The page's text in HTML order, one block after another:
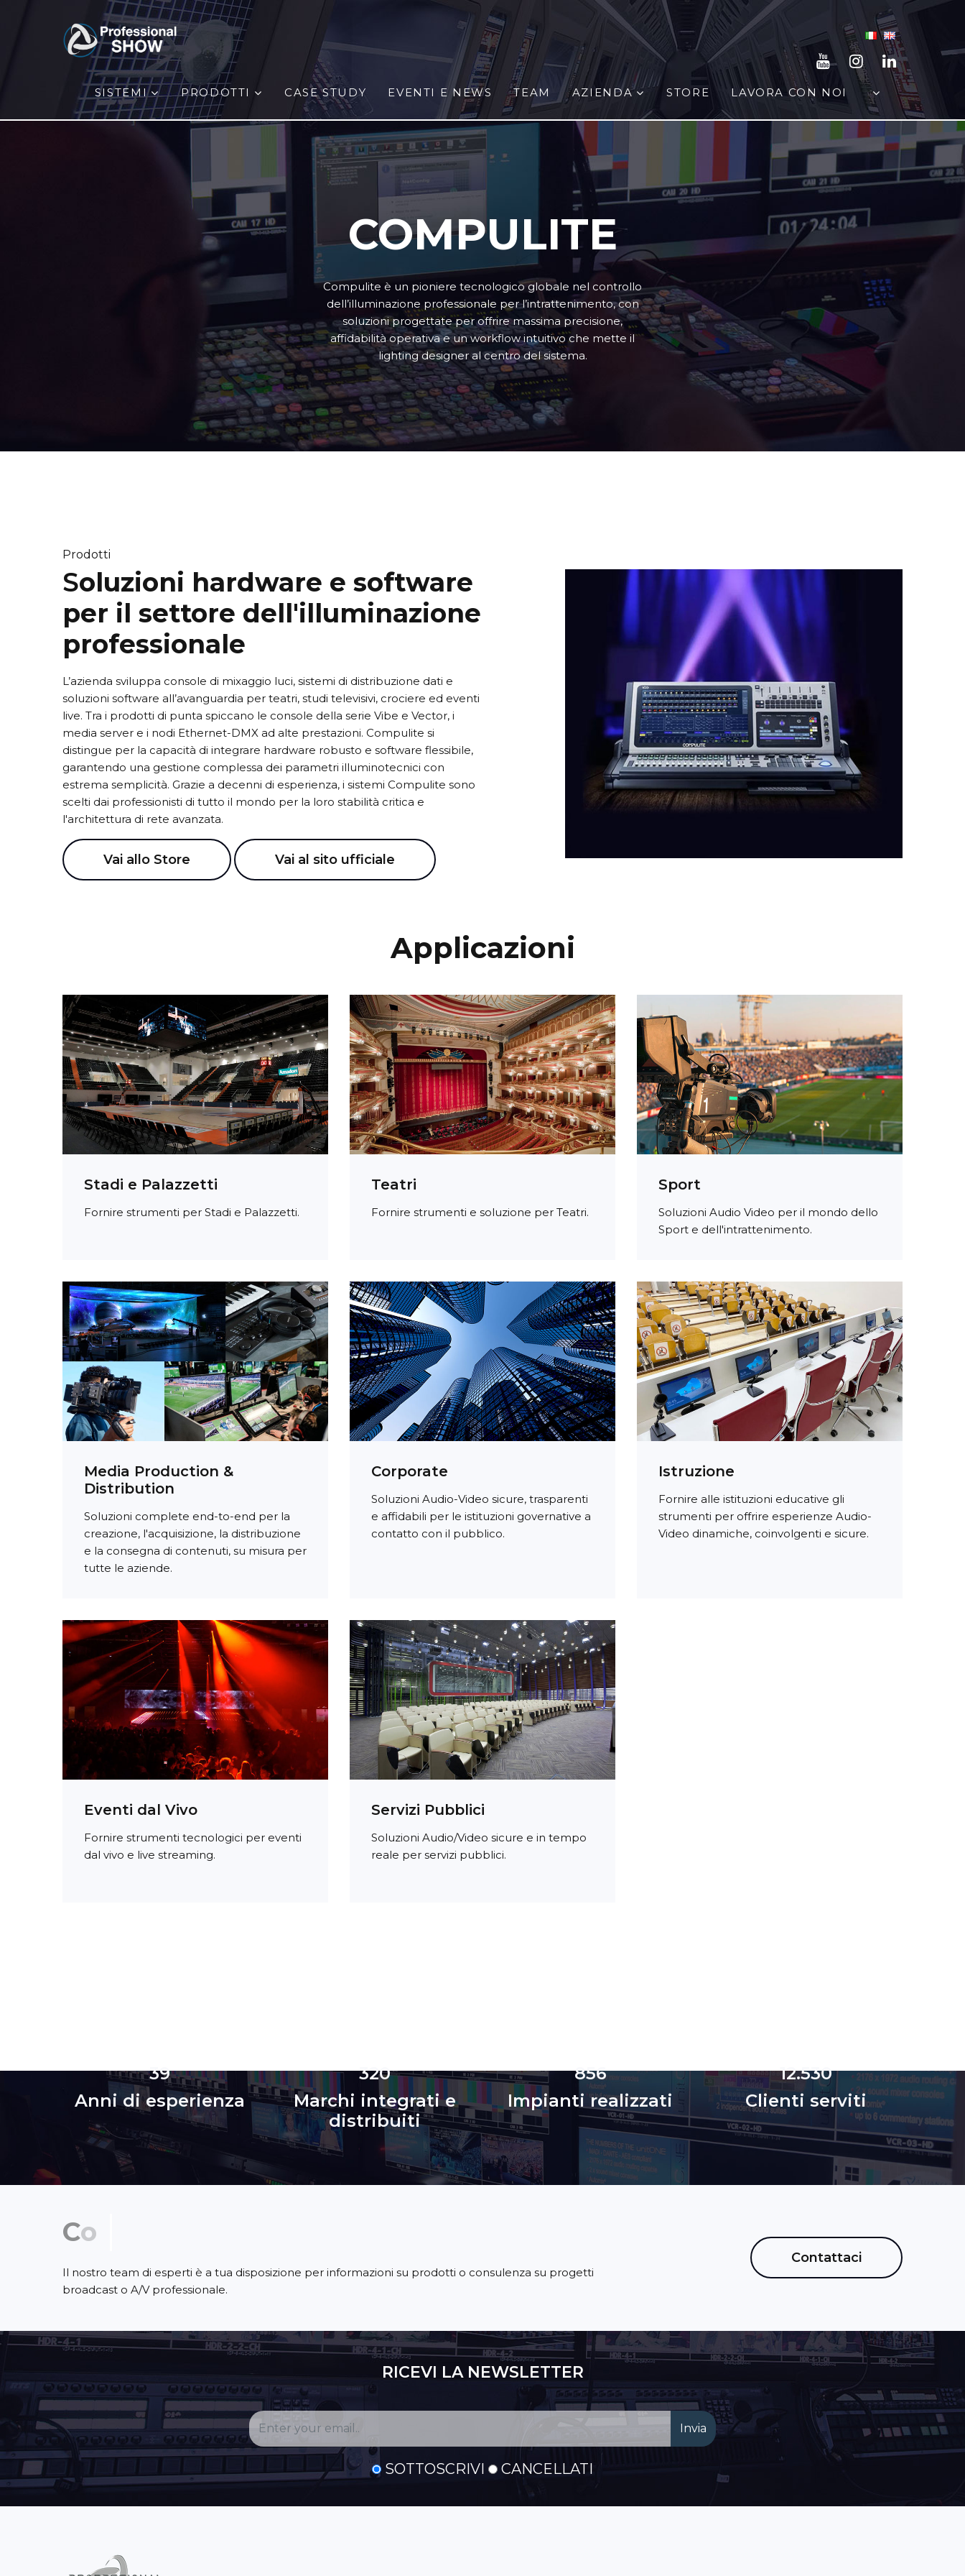
SISTEMI PRODOTTI CASE STUDY EVENTI E NEWS TEAM AZIENDA STORE LAVORA CON NOI
COMPULITE
Compulite è un pioniere tecnologico globale nel controllo
dell’illuminazione professionale per l’intrattenimento, con
soluzioni progettate per offrire massima precisione,
affidabilità operativa e un workflow intuitivo che mette il
lighting designer al centro del sistema.
Prodotti
Soluzioni hardware e software
per il settore dell'illuminazione
professionale
L’azienda sviluppa console di mixaggio luci, sistemi di distribuzione dati e
soluzioni software all’avanguardia per teatri, studi televisivi, crociere ed eventi
live. Tra i prodotti di punta spiccano le console della serie Vibe e Vector, i
media server e i nodi Ethernet-DMX ad alte prestazioni. Compulite si
distingue per la capacità di integrare hardware robusto e software flessibile,
garantendo una gestione complessa dei parametri illuminotecnici con
estrema semplicità. Grazie a decenni di esperienza, i sistemi Compulite sono
scelti dai professionisti di tutto il mondo per la loro stabilità critica e
l'architettura di rete avanzata.
Vai allo Store Vai al sito ufficiale
Applicazioni
Stadi e Palazzetti
Fornire strumenti per Stadi e Palazzetti.
Teatri
Fornire strumenti e soluzione per Teatri.
Sport
Soluzioni Audio Video per il mondo dello
Sport e dell'intrattenimento.
Media Production &
Distribution
Soluzioni complete end-to-end per la
creazione, l'acquisizione, la distribuzione
e la consegna di contenuti, su misura per
tutte le aziende.
Corporate
Soluzioni Audio-Video sicure, trasparenti
e affidabili per le istituzioni governative a
contatto con il pubblico.
Istruzione
Fornire alle istituzioni educative gli
strumenti per offrire esperienze Audio-
Video dinamiche, coinvolgenti e sicure.
Eventi dal Vivo
Fornire strumenti tecnologici per eventi
dal vivo e live streaming.
Servizi Pubblici
Soluzioni Audio/Video sicure e in tempo
reale per servizi pubblici.
39
Anni di esperienza
320
Marchi integrati e
distribuiti
856
Impianti realizzati
12.530
Clienti serviti
Co
Il nostro team di esperti è a tua disposizione per informazioni su prodotti o consulenza su progetti
broadcast o A/V professionale.
Contattaci
RICEVI LA NEWSLETTER
SOTTOSCRIVI CANCELLATI